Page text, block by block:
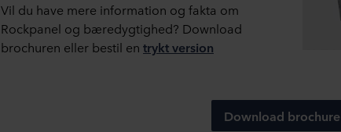
Vil du have mere information og fakta om
Rockpanel og bæredygtighed? Download
brochuren eller bestil en trykt version
Download brochure